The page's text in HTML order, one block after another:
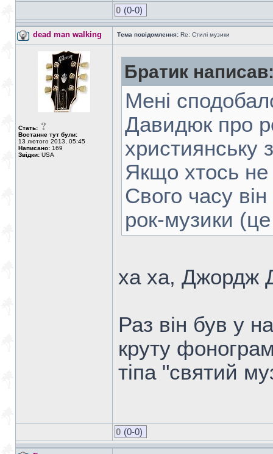
0 (0-0)
dead man walking Тема повідомлення: Re: Стилі музики
Стать:
Востаннє тут були:
13 лютого 2013, 05:45
Написано: 169
Звідки: USA
Братик
Мені
Давидюк про
християнську
Якщо хтось не
Свого часу
рок-музики
ха ха, Джордж
Раз він був у
круту
тіпа "святий
0 (0-0)